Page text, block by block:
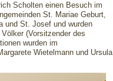
Scholten einen Besuch im
St. Mariae Geburt,
und St. Josef und wurden
(Vorsitzender des
wurden im
Wietelmann und Ursula